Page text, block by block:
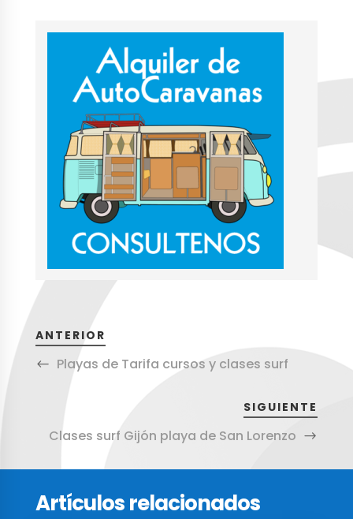
ANTERIOR
Playas de Tarifa cursos y clases surf
SIGUIENTE
Clases surf Gijón playa de San Lorenzo
Artículos relacionados